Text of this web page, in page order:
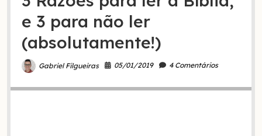
e 3 para não ler
(absolutamente!)
Gabriel Filgueiras 05/01/2019 4 Comentários